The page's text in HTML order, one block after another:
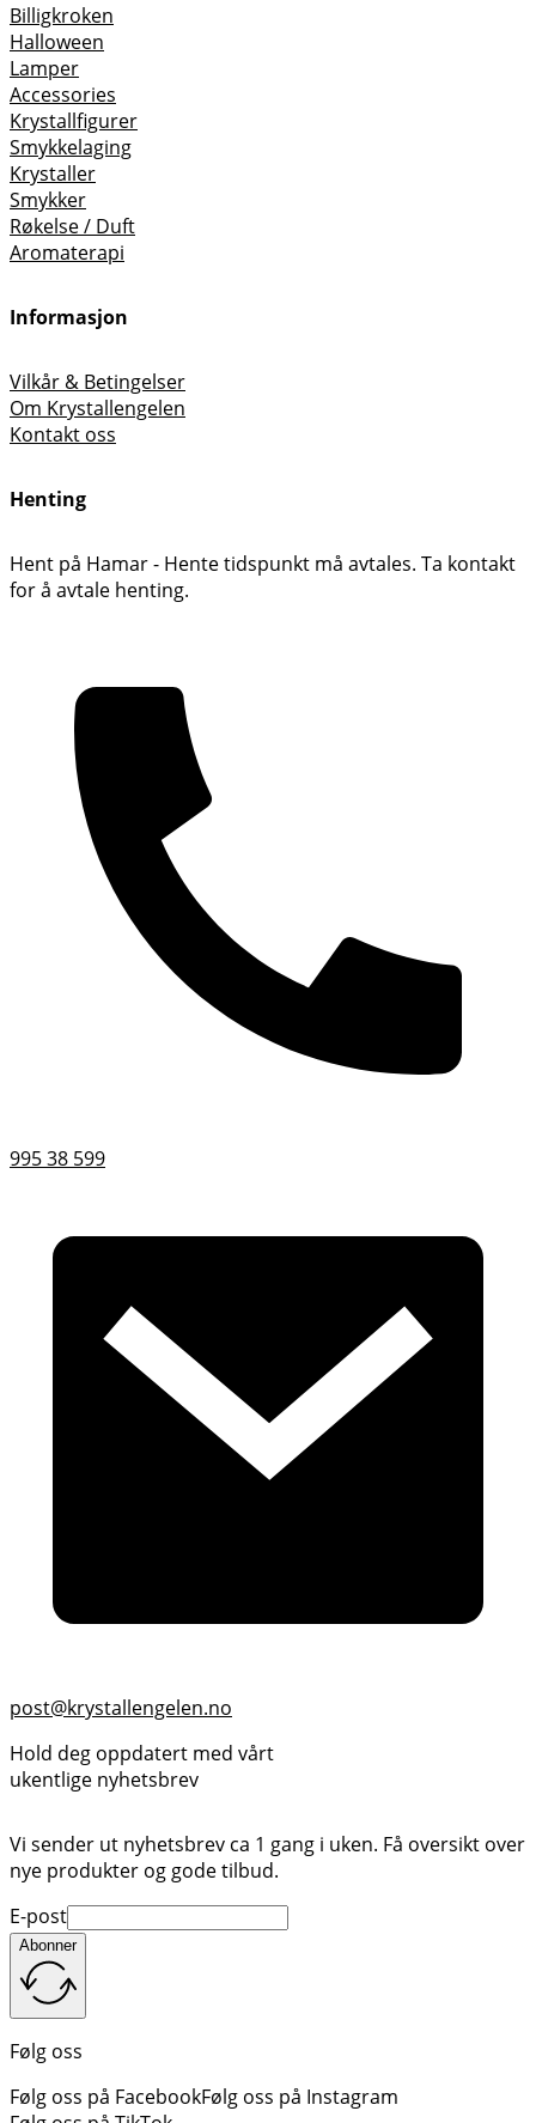
Billigkroken
Halloween
Lamper
Accessories
Krystallfigurer
Smykkelaging
Krystaller
Smykker
Røkelse / Duft
Aromaterapi
Informasjon
Vilkår & Betingelser
Om Krystallengelen
Kontakt oss
Henting
Hent på Hamar - Hente tidspunkt må avtales. Ta kontakt
for å avtale henting.
995 38 599
post@krystallengelen.no
Hold deg oppdatert med vårt
ukentlige nyhetsbrev
Vi sender ut nyhetsbrev ca 1 gang i uken. Få oversikt over
nye produkter og gode tilbud.
E-post
Abonner
Følg oss
Følg oss på FacebookFølg oss på Instagram